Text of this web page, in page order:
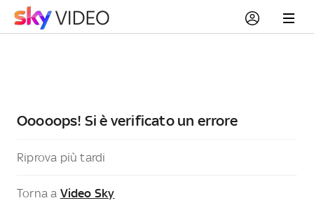
Ooooops! Si è verificato un errore
Riprova più tardi
Torna a Video Sky